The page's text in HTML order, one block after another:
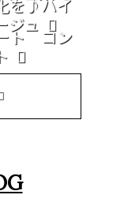
を♪ハイ
ジュ
ト コン